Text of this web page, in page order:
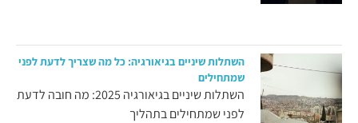
השתלות שיניים בגיאורגיה: כל מה שצריך לדעת לפני
שמתחילים
השתלות שיניים בגיאורגיה 2025: מה חובה לדעת
לפני שמתחילים בתהליך